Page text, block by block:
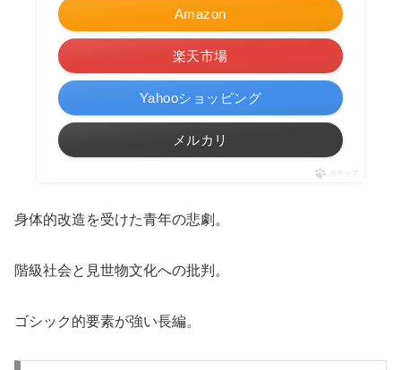
Amazon
楽天市場
Yahooショッピング
メルカリ
ポチップ
身体的改造を受けた青年の悲劇。
階級社会と見世物文化への批判。
ゴシック的要素が強い長編。